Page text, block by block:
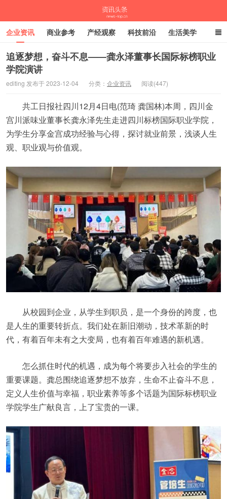
资讯头条
企业资讯 商业参考 产经观察 科技前沿 生活美学
时尚潮流 母婴亲子
追逐梦想，奋斗不息——龚永泽董事长国际标榜职业
学院演讲
editing 发布于 2023-12-04 分类： 企业资讯 阅读(447)
共工日报社四川12月4日电(范琦 龚国林)本周，四川金
宫川派味业董事长龚永泽先生走进四川标榜国际职业学院，
为学生分享金宫成功经验与心得，探讨就业前景，浅谈人生
观、职业观与价值观。
从校园到企业，从学生到职员，是一个身份的跨度，也
是人生的重要转折点。我们处在新旧潮动，技术革新的时
代，有着百年未有之大变局，也有着百年难遇的新机遇。
怎么抓住时代的机遇，成为每个将要步入社会的学生的
重要课题。龚总围绕追逐梦想不放弃，生命不止奋斗不息，
定义人生价值与幸福，职业素养等多个话题为国际标榜职业
学院学生广献良言，上了宝贵的一课。